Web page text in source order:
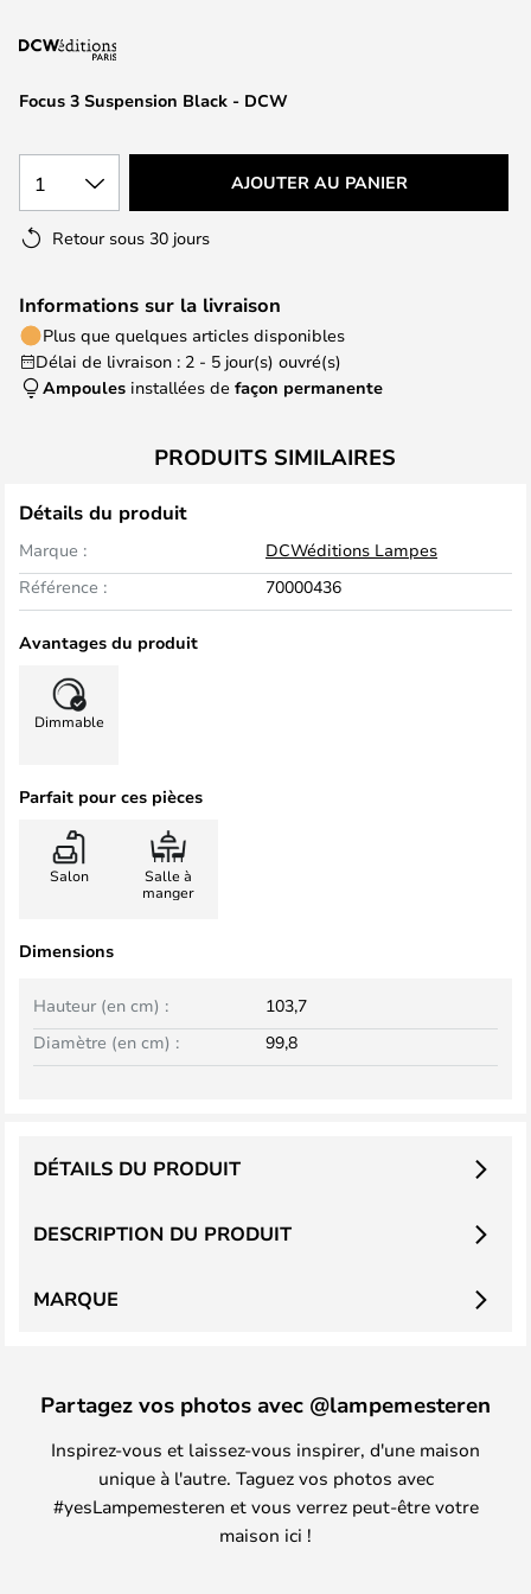
the
gallery
Focus 3 Suspension Black - DCW
1 AJOUTER AU PANIER
Retour sous 30 jours
Informations sur la livraison
Plus que quelques articles disponibles
Délai de livraison : 2 - 5 jour(s) ouvré(s)
Ampoules installées de façon permanente
PRODUITS SIMILAIRES
Détails du produit
Marque :
DCWéditions Lampes
Référence :
70000436
Avantages du produit
Dimmable
Parfait pour ces pièces
Salon
Salle à
manger
Dimensions
Hauteur (en cm) :
103,7
Diamètre (en cm) :
99,8
DESCRIPTION DU PRODUIT
DÉTAILS DU PRODUIT
MARQUE
Partagez vos photos avec @lampemesteren
Inspirez-vous et laissez-vous inspirer, d'une maison
unique à l'autre. Taguez vos photos avec
#yesLampemesteren et vous verrez peut-être votre
maison ici !